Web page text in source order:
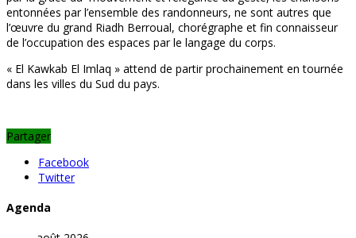
entonnées par l’ensemble des randonneurs, ne sont autres que
l’œuvre du grand Riadh Berroual, chorégraphe et fin connaisseur
de l’occupation des espaces par le langage du corps.
« El Kawkab El Imlaq » attend de partir prochainement en tournée
dans les villes du Sud du pays.
Partager
Facebook
Twitter
Agenda